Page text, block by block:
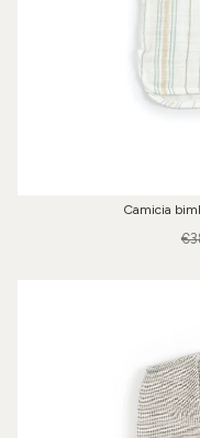
Camicia